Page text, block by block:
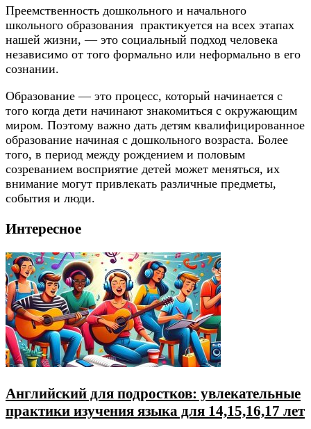
Преемственность дошкольного и начального
школьного образования практикуется на всех этапах
нашей жизни, — это социальный подход человека
независимо от того формально или неформально в его
сознании.
Образование — это процесс, который начинается с
того когда дети начинают знакомиться с окружающим
миром. Поэтому важно дать детям квалифицированное
образование начиная с дошкольного возраста. Более
того, в период между рождением и половым
созреванием восприятие детей может меняться, их
внимание могут привлекать различные предметы,
события и люди.
Интересное
Английский для подростков: увлекательные
практики изучения языка для 14,15,16,17 лет